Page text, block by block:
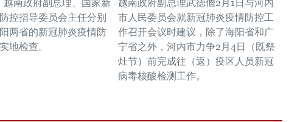
越南政府副总理、国家新
控指导委员会主任分别
两省的新冠肺炎疫情防
地检查。
越南政府副总理武德儋2月1日与河内
市人民委员会就新冠肺炎疫情防控工
作召开会议时建议，除了海阳省和广
宁省之外，河内市力争2月4日（既祭
灶节）前完成往（返）疫区人员新冠
病毒核酸检测工作。